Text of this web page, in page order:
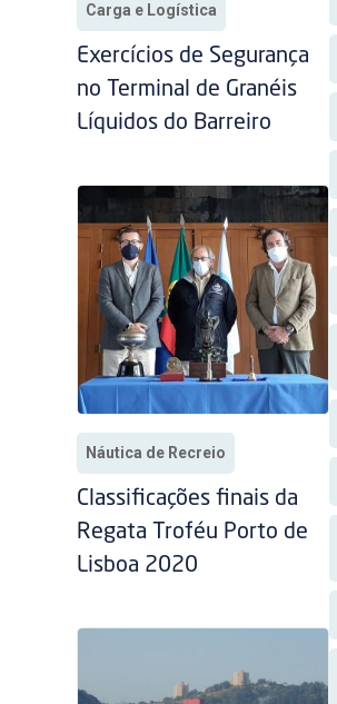
Carga e Logística
Exercícios de Segurança
no Terminal de Granéis
Líquidos do Barreiro
Náutica de Recreio
Classificações finais da
Regata Troféu Porto de
Lisboa 2020